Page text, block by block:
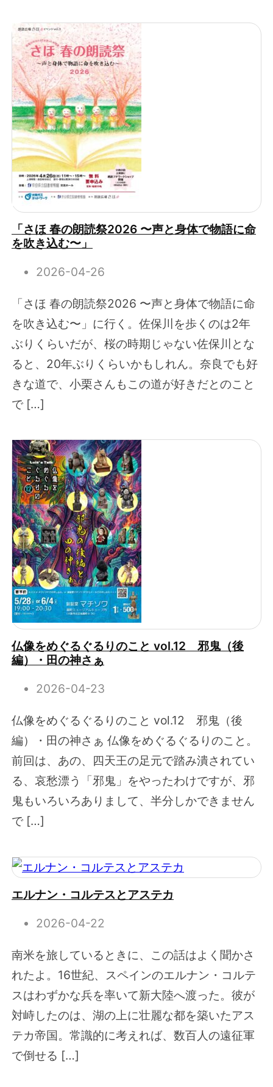
「さほ 春の朗読祭2026 〜声と身体で物語に命
を吹き込む〜」
2026-04-26
「さほ 春の朗読祭2026 〜声と身体で物語に命
を吹き込む〜」に行く。佐保川を歩くのは2年
ぶりくらいだが、桜の時期じゃない佐保川とな
ると、20年ぶりくらいかもしれん。奈良でも好
きな道で、小栗さんもこの道が好きだとのこと
で […]
仏像をめぐるぐるりのこと vol.12 邪鬼（後
編）・田の神さぁ
2026-04-23
仏像をめぐるぐるりのこと vol.12 邪鬼（後
編）・田の神さぁ 仏像をめぐるぐるりのこと。
前回は、あの、四天王の足元で踏み潰されてい
る、哀愁漂う「邪鬼」をやったわけですが、邪
鬼もいろいろありまして、半分しかできません
で […]
エルナン・コルテスとアステカ
2026-04-22
南米を旅しているときに、この話はよく聞かさ
れたよ。16世紀、スペインのエルナン・コルテ
スはわずかな兵を率いて新大陸へ渡った。彼が
対峙したのは、湖の上に壮麗な都を築いたアス
テカ帝国。常識的に考えれば、数百人の遠征軍
で倒せる […]